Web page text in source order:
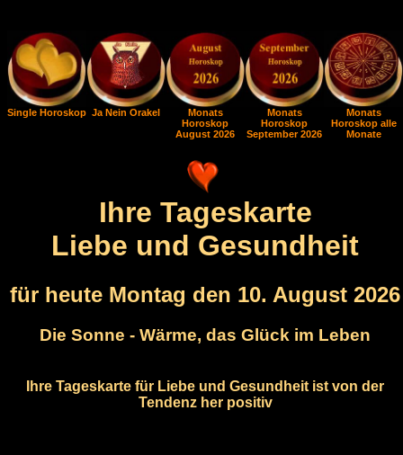
Single Horoskop Ja Nein Orakel
Monats
Horoskop
August 2026
Monats
Horoskop
September 2026
Monats
Horoskop alle
Monate
Ihre Tageskarte
Liebe und Gesundheit
für heute Montag den 10. August 2026
Die Sonne - Wärme, das Glück im Leben
Ihre Tageskarte für Liebe und Gesundheit ist von der
Tendenz her positiv